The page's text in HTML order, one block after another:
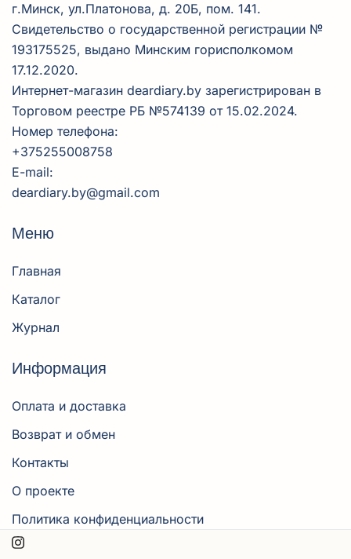
г.Минск, ул.Платонова, д. 20Б, пом. 141.
Свидетельство о государственной регистрации №
193175525, выдано Минским горисполкомом
17.12.2020.
Интернет-магазин deardiary.by зарегистрирован в
Торговом реестре РБ №574139 от 15.02.2024.
Номер телефона:
+375255008758
E-mail:
deardiary.by@gmail.com
Меню
Главная
Каталог
Журнал
Информация
Оплата и доставка
Возврат и обмен
Контакты
О проекте
Политика конфиденциальности